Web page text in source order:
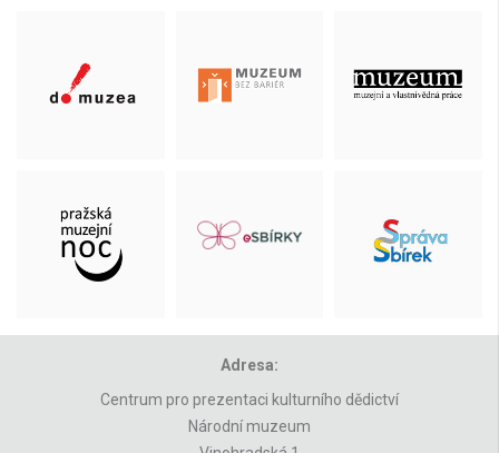
Adresa:
Centrum pro prezentaci kulturního dědictví
Národní muzeum